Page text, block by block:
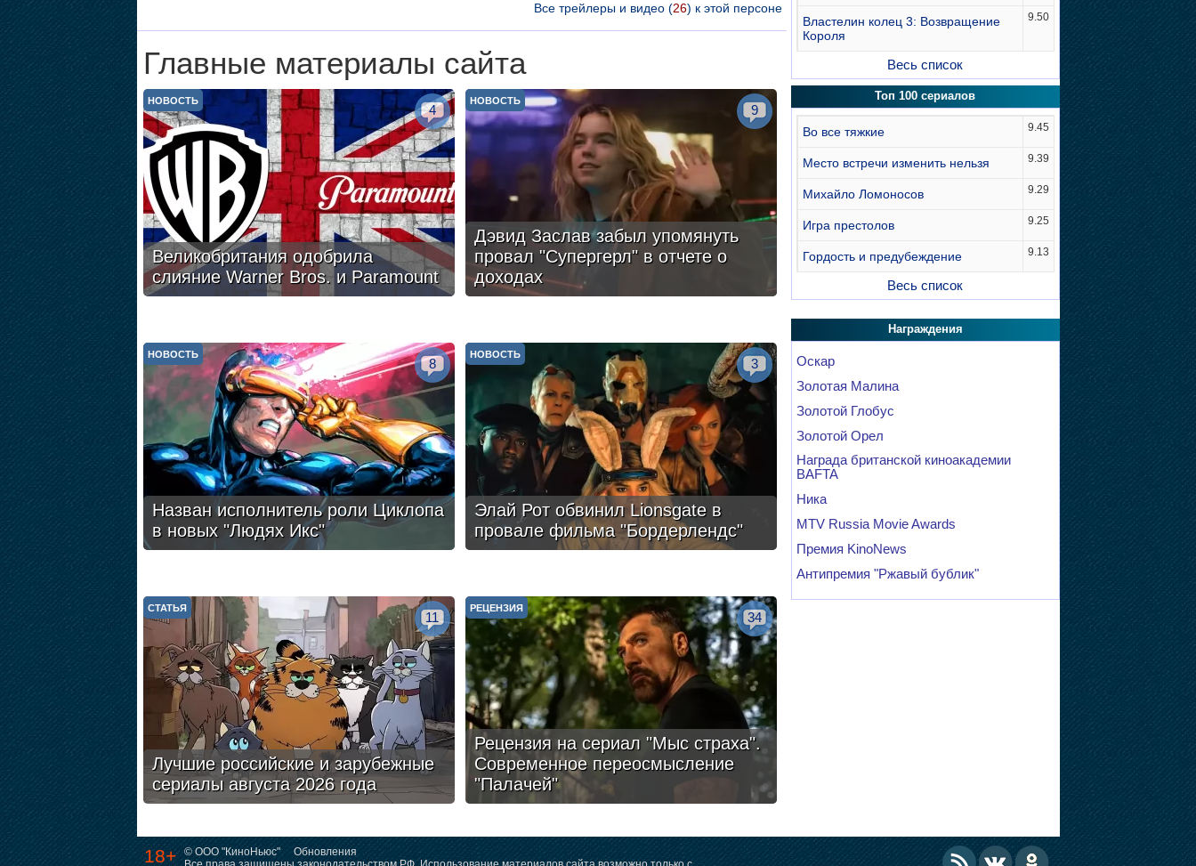
Все трейлеры и видео (26) к этой персоне
Главные материалы сайта
Великобритания одобрила
слияние Warner Bros. и Paramount
НОВОСТЬ
4
Дэвид Заслав забыл упомянуть
провал "Супергерл" в отчете о
доходах
НОВОСТЬ
9
Назван исполнитель роли Циклопа
в новых "Людях Икс"
НОВОСТЬ
8
Элай Рот обвинил Lionsgate в
провале фильма "Бордерлендс"
НОВОСТЬ
3
Лучшие российские и зарубежные
сериалы августа 2026 года
СТАТЬЯ
11
Рецензия на сериал "Мыс страха".
Современное переосмысление
"Палачей"
РЕЦЕНЗИЯ
34
Властелин колец 3: Возвращение
Короля
9.50
Весь список
Топ 100 сериалов
Во все тяжкие 9.45
Место встречи изменить нельзя 9.39
Михайло Ломоносов 9.29
Игра престолов 9.25
Гордость и предубеждение 9.13
Весь список
Награждения
Оскар
Золотая Малина
Золотой Глобус
Золотой Орел
Награда британской киноакадемии
BAFTA
Ника
MTV Russia Movie Awards
Премия KinoNews
Антипремия "Ржавый бублик"
18+ © ООО "КиноНьюс"
Обновления